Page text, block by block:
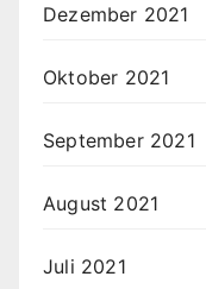
Dezember 2021
Oktober 2021
September 2021
August 2021
Juli 2021